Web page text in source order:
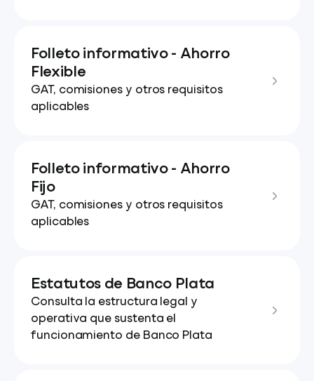
Folleto informativo - Ahorro
Flexible
GAT, comisiones y otros requisitos
aplicables
Folleto informativo - Ahorro
Fijo
GAT, comisiones y otros requisitos
aplicables
Estatutos de Banco Plata
Consulta la estructura legal y
operativa que sustenta el
funcionamiento de Banco Plata